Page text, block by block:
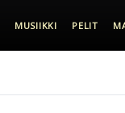
MUSIIKKI PELIT